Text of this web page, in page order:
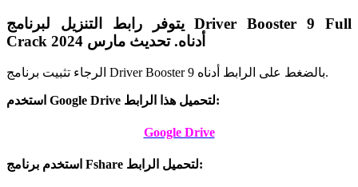
يتوفر رابط التنزيل لبرنامج Driver Booster 9 Full
Crack أدناه. تحديث مارس 2024
الرجاء تثبيت برنامج Driver Booster 9 بالضغط على الرابط أدناه.
استخدم Google Drive لتحميل هذا الرابط:
Google Drive
استخدم برنامج Fshare لتحميل الرابط: